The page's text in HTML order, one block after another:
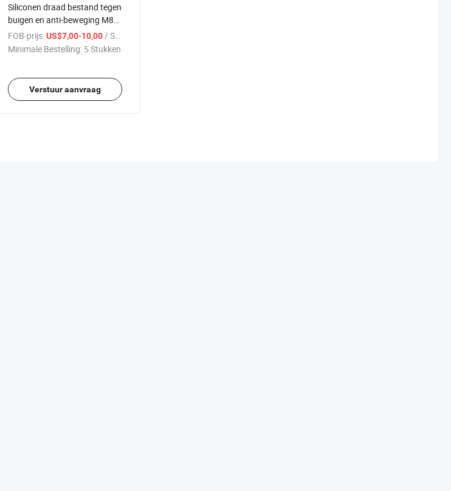
Siliconen draad bestand tegen
buigen en anti-beweging M8
geschroefd
temperatuurmeetsonde K-
type thermokoppel
FOB-prijs: US$7,00-10,00 / Stuk
Minimale Bestelling: 5 Stukken
Verstuur aanvraag